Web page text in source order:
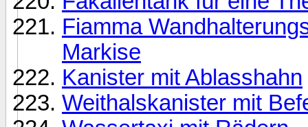
Fiamma
Markise
Kanister mit Ablasshahn
Weithalskanister mit